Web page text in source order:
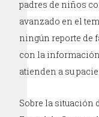
padres de niños
avanzado en el
ningún reporte de
con la
atienden a su
Sobre la situación